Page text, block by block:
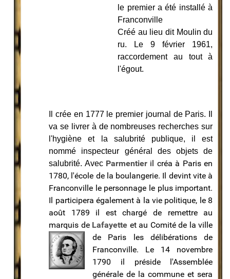
le premier a été installé à
Franconville
Créé au lieu dit Moulin du
ru. Le 9 février 1961,
raccordement au tout à
l'égout.
Il crée en 1777 le premier journal de Paris. Il
va se livrer à de nombreuses recherches sur
l'hygiène et la salubrité publique, il est
nommé inspecteur général des objets de
salubrité. Avec Parmentier il créa à Paris en
1780, l'école de la boulangerie. Il devint vite à
Franconville le personnage le plus important.
Il participera également à la vie politique, le 8
août 1789 il est chargé de remettre au
marquis de Lafayette et au Comité de la ville
de Paris les délibérations de
Franconville. Le 14 novembre
1790 il préside l'Assemblée
générale de la commune et sera